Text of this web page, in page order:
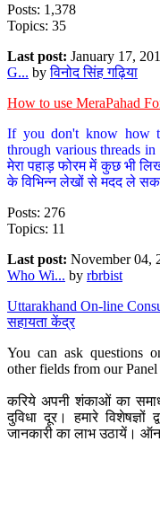
Posts: 1,378
Topics: 35
Last post: January 17,
G... byविनोद सिंह गढ़िया
How to use MeraPahad
If you don't know how
through various threads
मेरा पहाड़ फोरम में कुछ भी
के विभिन्न लेखों से मदद ले
Posts: 276
Topics: 11
Last post: November 04,
Who Wi... by rbrbist
Uttarakhand On-line
सहायता केंद्र
You can ask questions
other fields from our Panel
करिये अपनी शंकाओं का
दुविधा दूर। हमारे विशेषज्ञों
जानकारी का लाभ उठायें।